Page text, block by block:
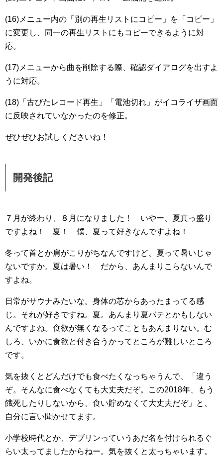
(16)メニュー内の「別の再生リストにコピー」を「コピー」
に変更し、同一の再生リストにもコピーできるように対
応。
(17)メニューから曲を削除する際、確認ダイアログを出すよ
うに対応。
(18)「古びたレコード再生」「電池切れ」がイコライザ画面
に反映されていなかったのを修正。
ぜひぜひお試しくださいね！
開発後記
７月が終わり、８月になりました！ いやー、夏真っ盛り
ですよね！ 夏！ 僕、夏って好きなんですよね！
冬って首とか肩がこりがちなんですけど、夏って暑いじゃ
ないですか。夏は暑い！ だから、あんまりこらないんで
すよね。
日常がサウナみたいな。身体の芯からあったまってる感
じ。それが好きですね。夏。あんまり夏バテとかもしない
んですよね。食欲が無くなるってこともあんまりない。む
しろ、いかに食欲と付き合うかってところが難しいところ
です。
気を抜くとどんだけでも食べたくなっちゃうんで、「違う
ぞ。そんなに食べなくても大丈夫だぞ。この2018年、もう
餓死したりしないから、食い貯めなくて大丈夫だぞ」と、
自分に言い聞かせてます。
小学校時代とか、デブリンっていうあだ名を付けられるぐ
らい太ってましたからねー。気を抜くと太っちゃいます。